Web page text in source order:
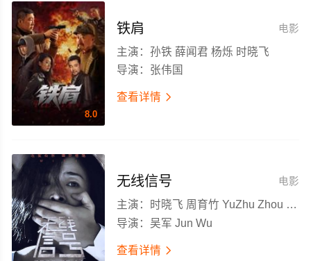
8.0
电影
铁肩
主演： 孙铁 薛闻君 杨烁 时晓飞
导演： 张伟国
查看详情 
电影
无线信号
主演：
时晓飞 周育竹 YuZhu Zhou 周仁亮
导演： 吴军 Jun Wu
查看详情 